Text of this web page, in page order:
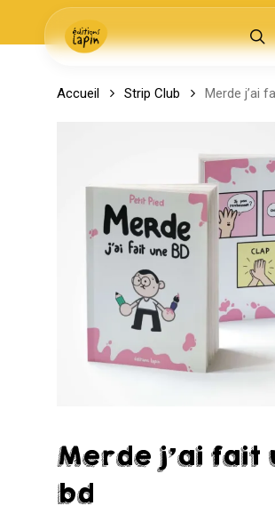
Accueil Strip Club Merde j’ai
Merde j’ai fait
bd